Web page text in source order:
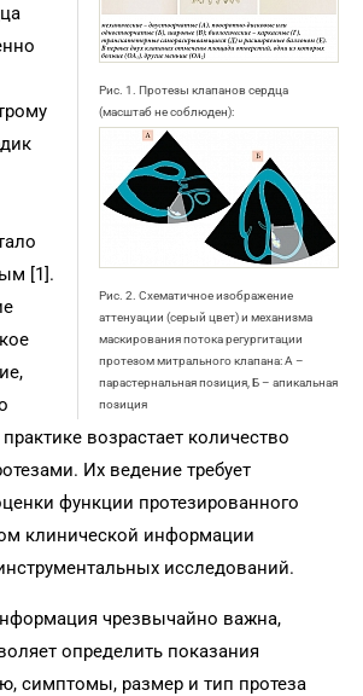
Рис. 1. Протезы клапанов сердца
(масштаб не соблюден):
Рис. 2. Схематичное изображение
аттенуации (серый цвет) и механизма
маскирования потока регургитации
протезом митрального клапана: А –
парастернальная позиция, Б – апикальная
позиция
[1].
возрастает количество
Их ведение требует
функции протезированного
клинической информации
исследований.
чрезвычайно важна,
определить показания
симптомы, размер и тип протеза